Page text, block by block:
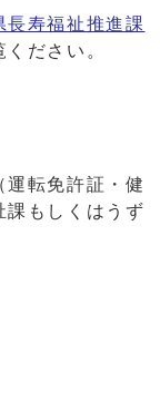
長寿福祉推進課
ださい。
転免許証・健
課もしくはうず